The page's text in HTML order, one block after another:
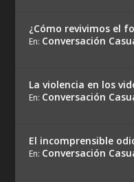
¿Cómo revivimos el
En: Conversación
La violencia en los
En: Conversación
El incomprensible
En: Conversación